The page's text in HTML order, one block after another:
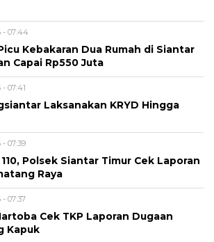
- 07:44
Kebakaran Dua Rumah di Siantar
Capai Rp550 Juta
07:41
Laksanakan KRYD Hingga
07:39
Polsek Siantar Timur Cek Laporan
Raya
07:37
Cek TKP Laporan Dugaan
Kapuk